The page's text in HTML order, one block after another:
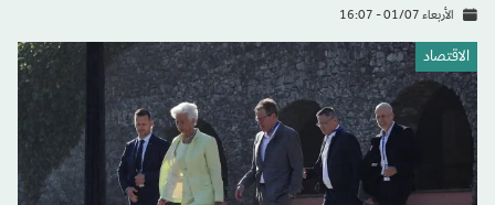
الأربعاء 01/07 - 16:07
الاقتصاد